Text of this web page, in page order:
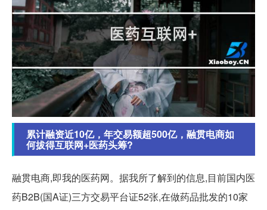
累计融资近10亿，年交易额超500亿，融贯电商如
何拔得互联网+医药头筹?
融贯电商,即我的医药网。据我所了解到的信息,目前国内医
药B2B(国A证)三方交易平台证52张,在做药品批发的10家